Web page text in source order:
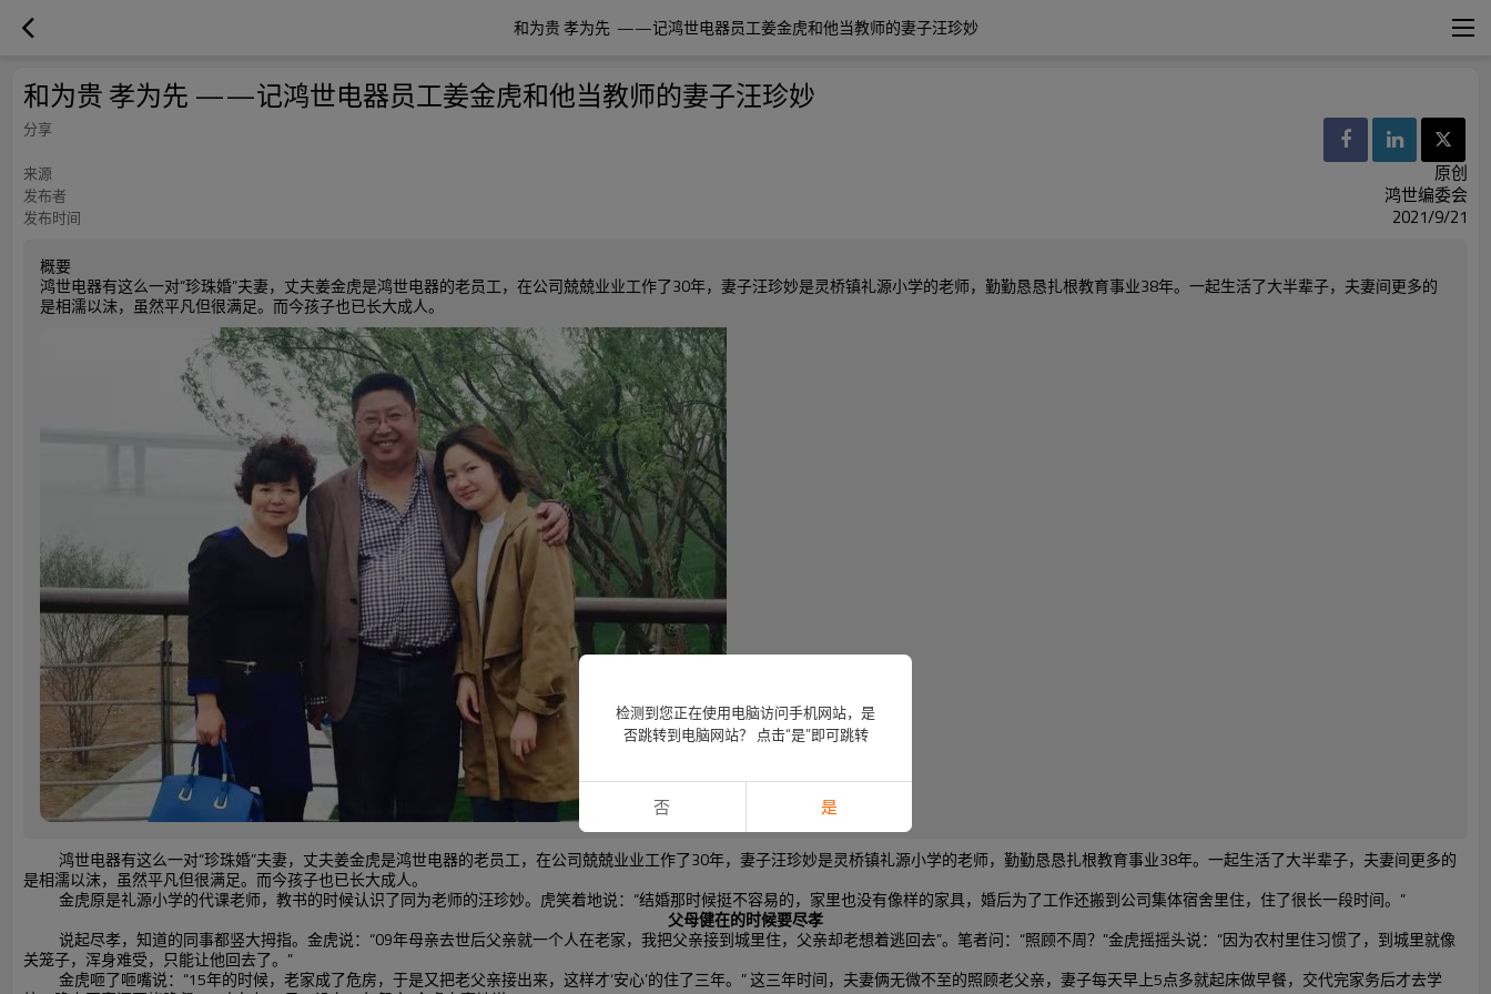
和为贵 孝为先  ——记鸿世电器员工姜金虎和他当教师的妻子汪珍妙
和为贵 孝为先 ——记鸿世电器员工姜金虎和他当教师的妻子汪珍妙
分享
来源
原创
发布者 鸿世编委会
发布时间 2021/9/21
概要
鸿世电器有这么一对“珍珠婚”夫妻，丈夫姜金虎是鸿世电器的老员工，在公司兢兢业业工作了30年，妻子汪珍妙是灵桥镇礼源小学的老师，勤勤恳恳扎根教育事业38年。一起生活了大半辈子，夫妻间更多的
是相濡以沫，虽然平凡但很满足。而今孩子也已长大成人。
鸿世电器有这么一对“珍珠婚”夫妻，丈夫姜金虎是鸿世电器的老员工，在公司兢兢业业工作了30年，妻子汪珍妙是灵桥镇礼源小学的老师，勤勤恳恳扎根教育事业38年。一起生活了大半辈子，夫妻间更多的
是相濡以沫，虽然平凡但很满足。而今孩子也已长大成人。
金虎原是礼源小学的代课老师，教书的时候认识了同为老师的汪珍妙。虎笑着地说：“结婚那时候挺不容易的，家里也没有像样的家具，婚后为了工作还搬到公司集体宿舍里住，住了很长一段时间。”
父母健在的时候要尽孝
说起尽孝，知道的同事都竖大拇指。金虎说：“09年母亲去世后父亲就一个人在老家，我把父亲接到城里住，父亲却老想着逃回去”。笔者问：“照顾不周？”金虎摇摇头说：“因为农村里住习惯了，到城里就像
关笼子，浑身难受，只能让他回去了。”
金虎咂了咂嘴说：“15年的时候，老家成了危房，于是又把老父亲接出来，这样才‘安心’的住了三年。”这三年时间，夫妻俩无微不至的照顾老父亲，妻子每天早上5点多就起床做早餐，交代完家务后才去学
检测到您正在使用电脑访问手机网站，是
否跳转到电脑网站？ 点击“是”即可跳转
否 是